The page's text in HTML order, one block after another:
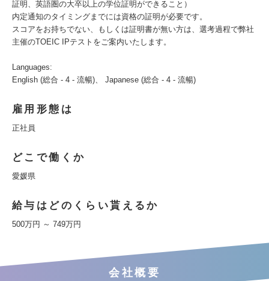
証明、英語圏の大卒以上の学位証明ができること）
内定通知のタイミングまでには資格の証明が必要です。
スコアをお持ちでない、もしくは証明書が無い方は、選考過程で弊社
主催のTOEIC IPテストをご案内いたします。
Languages:
English (総合 - 4 - 流暢)、 Japanese (総合 - 4 - 流暢)
雇用形態は
正社員
どこで働くか
愛媛県
給与はどのくらい貰えるか
500万円 ～ 749万円
会社概要